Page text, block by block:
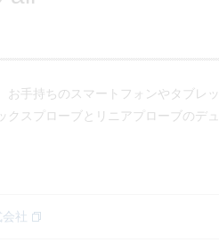
手持ちのスマートフォンやタブレ
スプローブとリニアプローブのデ
会社